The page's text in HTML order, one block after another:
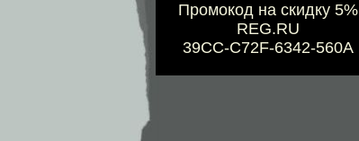
Промокод на скидку 5%
REG.RU
39CC-C72F-6342-560A